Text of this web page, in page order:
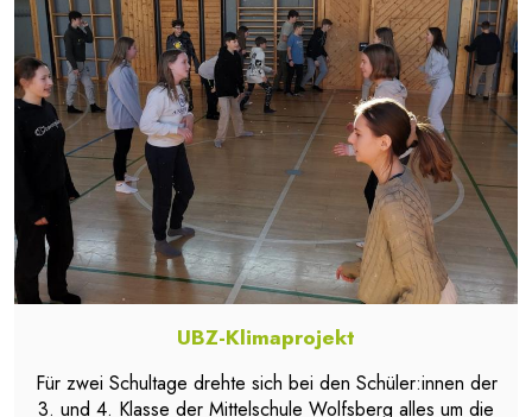
UBZ-Klimaprojekt
Für zwei Schultage drehte sich bei den Schüler:innen der
3. und 4. Klasse der Mittelschule Wolfsberg alles um die